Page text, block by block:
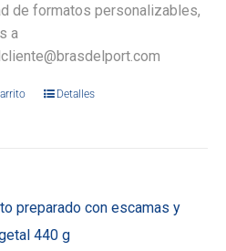
de formatos personalizables,
a
Detalles
preparado con escamas y
440 g